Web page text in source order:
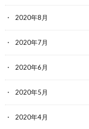
2020年8月
2020年7月
2020年6月
2020年5月
2020年4月